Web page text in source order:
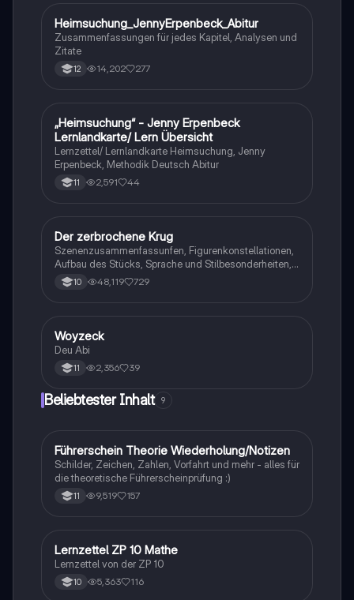
Deutsch
Heimsuchung_JennyErpenbeck_Abitur
Zusammenfassungen für jedes Kapitel, Analysen und
Zitate
12 14,202 277
Deutsch
„Heimsuchung“ - Jenny Erpenbeck
Lernlandkarte/ Lern Übersicht
Lernzettel/ Lernlandkarte Heimsuchung, Jenny
Erpenbeck, Methodik Deutsch Abitur
11 2,591 44
Deutsch
Der zerbrochene Krug
Szenenzusammenfassunfen, Figurenkonstellationen,
Aufbau des Stücks, Sprache und Stilbesonderheiten,
Aussageabsicht, Thematik, Interpretation
10 48,119 729
Deutsch
Woyzeck
Deu Abi
11 2,356 39
Beliebtester Inhalt 9
FLerntipps
Führerschein Theorie Wiederholung/Notizen
Schilder, Zeichen, Zahlen, Vorfahrt und mehr - alles für
die theoretische Führerscheinprüfung :)
11 9,519 157
Mathe
Lernzettel ZP 10 Mathe
Lernzettel von der ZP 10
10 5,363 116